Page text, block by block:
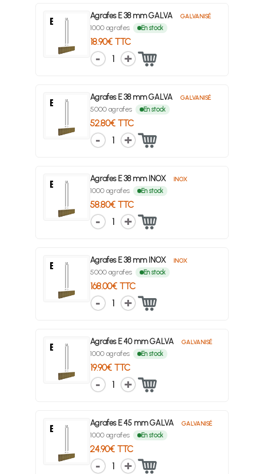
Agrafes E 38 mm GALVA GALVANISÉ
1000 agrafes En stock
18.90€ TTC
1
Agrafes E 38 mm GALVA GALVANISÉ
5000 agrafes En stock
52.80€ TTC
1
Agrafes E 38 mm INOX INOX
1000 agrafes En stock
58.80€ TTC
1
Agrafes E 38 mm INOX INOX
5000 agrafes En stock
168.00€ TTC
1
Agrafes E 40 mm GALVA GALVANISÉ
1000 agrafes En stock
19.90€ TTC
1
Agrafes E 45 mm GALVA GALVANISÉ
1000 agrafes En stock
24.90€ TTC
1